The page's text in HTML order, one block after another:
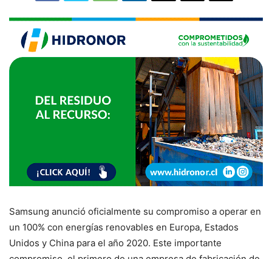
Samsung anunció oficialmente su compromiso a operar en
un 100% con energías renovables en Europa, Estados
Unidos y China para el año 2020. Este importante